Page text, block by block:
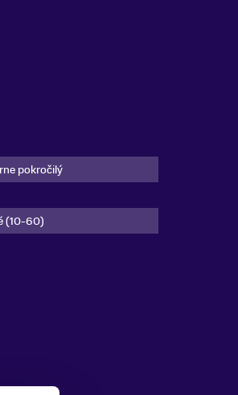
pokročilý
(10-60)